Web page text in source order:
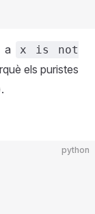
a
x is not
els puristes
python